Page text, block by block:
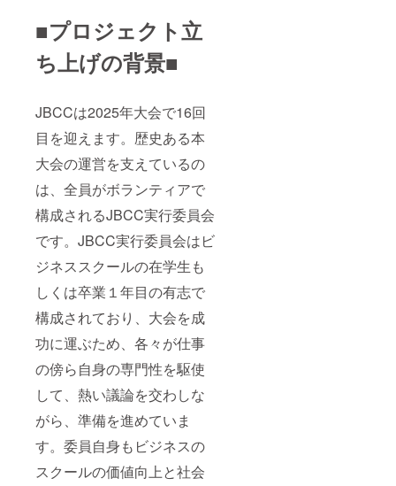
■プロジェクト立
ち上げの背景■
JBCCは2025年大会で16回
目を迎えます。歴史ある本
大会の運営を支えているの
は、全員がボランティアで
構成されるJBCC実行委員会
です。JBCC実行委員会はビ
ジネススクールの在学生も
しくは卒業１年目の有志で
構成されており、大会を成
功に運ぶため、各々が仕事
の傍ら自身の専門性を駆使
して、熱い議論を交わしな
がら、準備を進めていま
す。委員自身もビジネスの
スクールの価値向上と社会